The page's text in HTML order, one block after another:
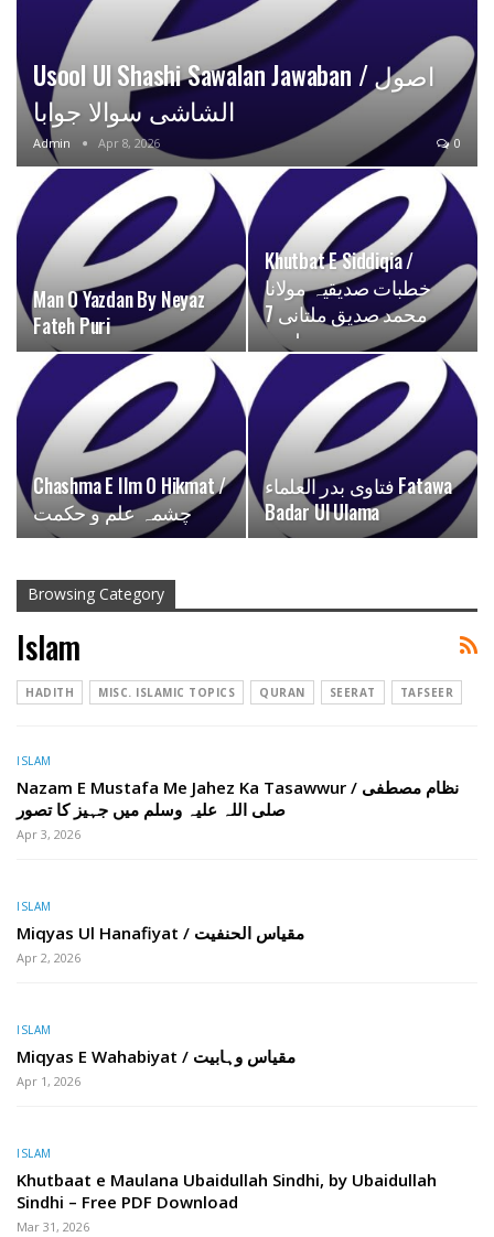
Usool Ul Shashi Sawalan Jawaban / اصول
الشاشی سوالا جوابا
Admin Apr 8, 2026 0
Man O Yazdan By Neyaz
Fateh Puri
Khutbat E Siddiqia /
خطبات صدیقیہ مولانا
محمد صدیق ملتانی 7
جلدیں
Chashma E Ilm O Hikmat /
چشمہ علم و حکمت
فتاوی بدر العلماء Fatawa
Badar Ul Ulama
Browsing Category
Islam
HADITH MISC. ISLAMIC TOPICS QURAN SEERAT TAFSEER
ISLAM
Nazam E Mustafa Me Jahez Ka Tasawwur / نظام مصطفی
صلی اللہ علیہ وسلم میں جہیز کا تصور
Apr 3, 2026
ISLAM
Miqyas Ul Hanafiyat / مقیاس الحنفیت
Apr 2, 2026
ISLAM
Miqyas E Wahabiyat / مقیاس وہابیت
Apr 1, 2026
ISLAM
Khutbaat e Maulana Ubaidullah Sindhi, by Ubaidullah
Sindhi – Free PDF Download
Mar 31, 2026